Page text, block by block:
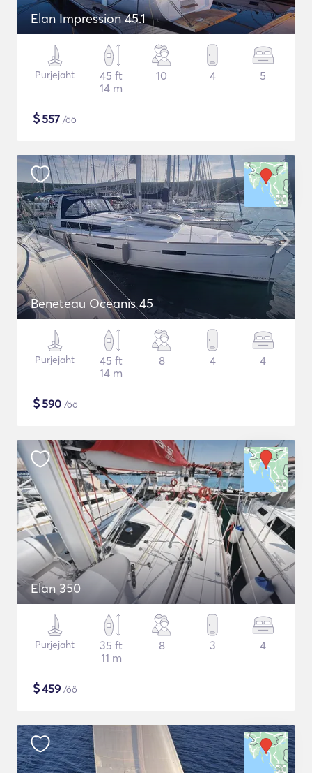
Elan Impression 45.1
Purjejaht
45 ft
14 m
10 4 5
$557 /öö
Beneteau Oceanis 45
Purjejaht
45 ft
14 m
8 4 4
$590 /öö
Elan 350
Purjejaht
35 ft
11 m
8 3 4
$459 /öö